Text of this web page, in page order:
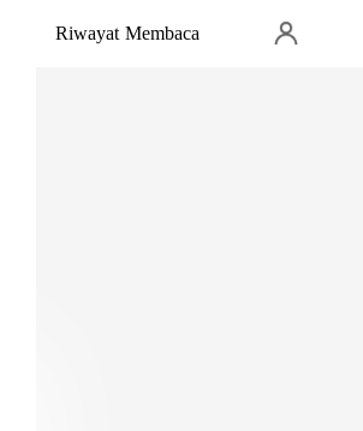
Riwayat Membaca